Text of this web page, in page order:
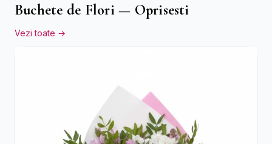
Buchete de Flori — Oprisesti
Vezi toate →